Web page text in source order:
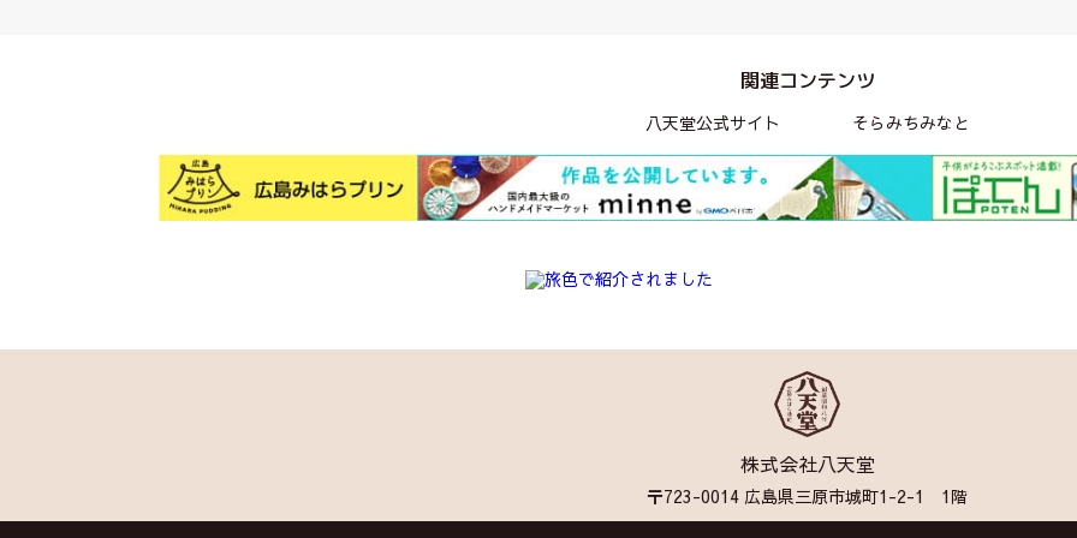
関連コンテンツ
八天堂公式サイト そらみちみなと
株式会社八天堂
〒723-0014 広島県三原市城町1-2-1 1階